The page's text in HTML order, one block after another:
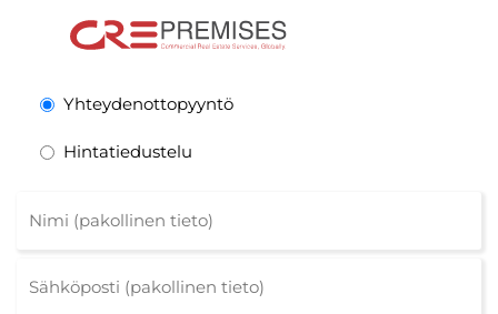
Yhteydenottopyyntö
Hintatiedustelu